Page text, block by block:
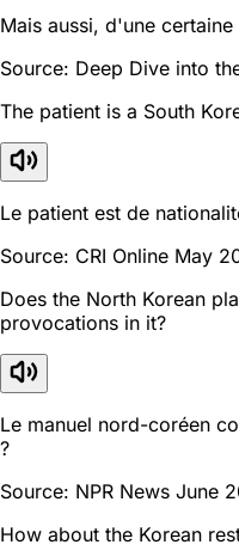
Mais aussi, d'une
Source: Deep Dive into
The patient is a South
Le patient est de
Source: CRI Online May
Does the North Korean
provocations in it?
Le manuel nord-coréen
?
Source: NPR News June
How about the Korean